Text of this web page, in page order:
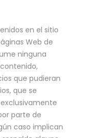
en el sitio
Web de
ninguna
que pudieran
que se
parte de
caso implican